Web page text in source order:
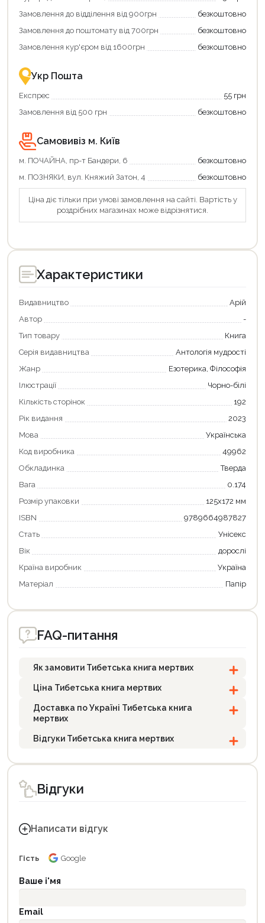
переваги!
картою
єКнига
–
зручно
та
вигідно!
повернення
Економте
більше
разом
державною
підтримкою!
Замовлення до відділення від 900грн
безкоштовно
Замовлення до поштомату від 700грн
безкоштовно
Замовлення кур'єром від 1600грн
безкоштовно
Укр Пошта
Експрес
55 грн
Замовлення від 500 грн
безкоштовно
Самовивіз м. Київ
м. ПОЧАЙНА, пр-т Бандери, 6
безкоштовно
м. ПОЗНЯКИ, вул. Княжий Затон, 4
безкоштовно
Ціна діє тільки при умові замовлення на сайті. Вартість у
роздрібних магазинах може відрізнятися.
Характеристики
Видавництво
Арій
Автор
-
Тип товару
Книга
Серія видавництва
Антологія мудрості
Жанр
Езотерика, Філософія
Ілюстрації
Чорно-білі
Кількість сторінок
192
Рік видання
2023
Мова
Українська
Код виробника
49962
Обкладинка
Тверда
Вага
0.174
Розмір упаковки
125х172 мм
ISBN
9789664987827
Стать
Унісекс
Вік
дорослі
Країна виробник
Україна
Матеріал
Папір
FAQ-питання
Як замовити Тибетська книга мертвих
Ціна Тибетська книга мертвих
Доставка по Україні Тибетська книга
мертвих
Відгуки Тибетська книга мертвих
Відгуки
Написати відгук
Гість Google
Ваше і'мя
Email
Продовжити покупки